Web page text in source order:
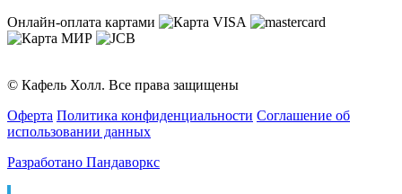
Онлайн-оплата картами
© Кафель Холл. Все права защищены
Оферта Политика конфиденциальности Соглашение об
использовании данных
Разработано Пандаворкс